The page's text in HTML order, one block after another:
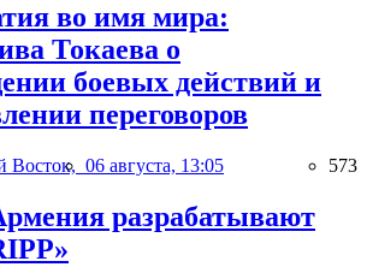
во имя мира:
Токаева о
боевых действий и
переговоров
Восток, 06 августа, 13:05 573
разрабатывают